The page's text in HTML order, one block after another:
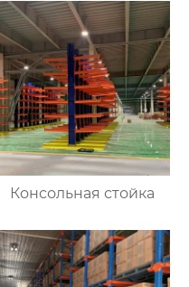
Консольная стойка